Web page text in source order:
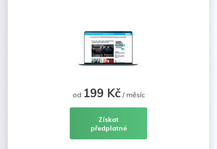
od 199 Kč/ měsíc
Získat
předplatné